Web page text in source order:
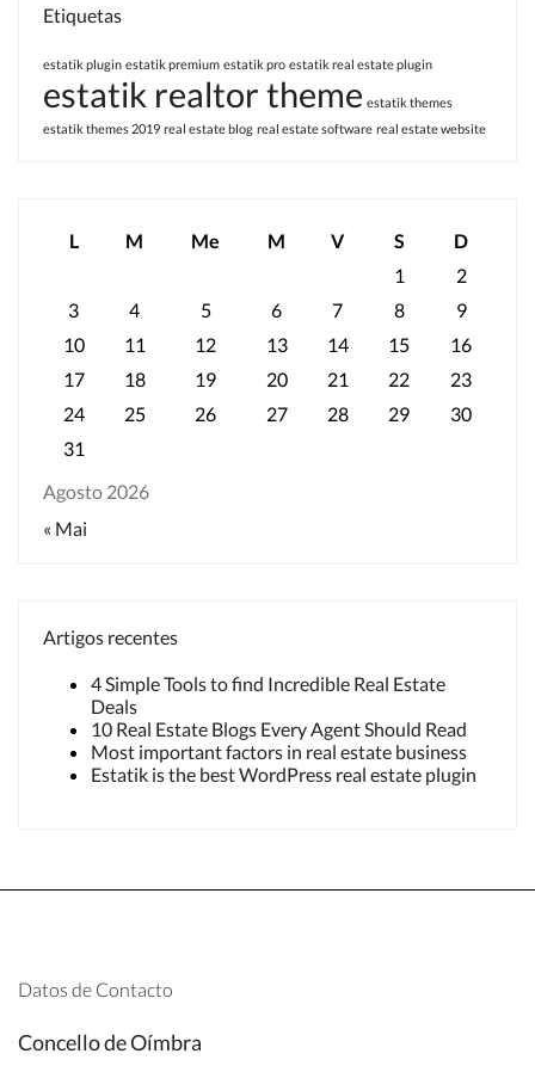
Etiquetas
estatik plugin estatik premium estatik pro estatik real estate plugin
estatik realtor theme estatik themes
estatik themes 2019 real estate blog real estate software real estate website
Agosto 2026
L M Me M V S
D
1
2
3
4 5 6 7 8
9
10
11 12 13 14 15
16
17
18 19 20 21 22
23
24
25 26 27 28 29
30
31
« Mai
Artigos recentes
4 Simple Tools to find Incredible Real Estate
Deals
10 Real Estate Blogs Every Agent Should Read
Most important factors in real estate business
Estatik is the best WordPress real estate plugin
Datos de Contacto
Concello de Oímbra